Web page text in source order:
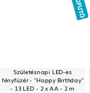
Születésnapi LED-es
fényfüzér - "Happy Birthday"
- 13 LED - 2 x AA - 2 m